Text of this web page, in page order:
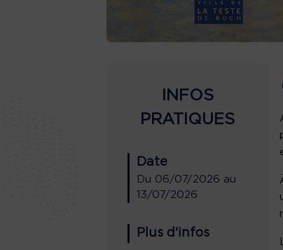
INFOS
PRATIQUES
Date
Du 06/07/2026 au
13/07/2026
Plus d'infos